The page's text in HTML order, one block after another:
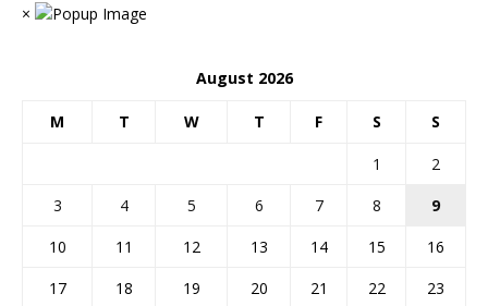
×
August 2026
M T W T F S S
1
2
3
4 5 6 7 8
9
10
11 12 13 14 15
16
17
18 19 20 21 22
23